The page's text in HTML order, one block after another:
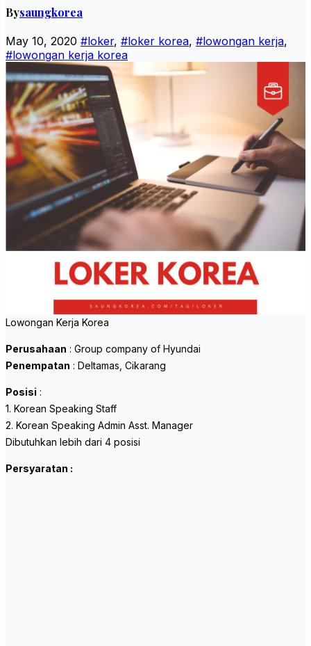
Bysaungkorea
May 10, 2020 #loker, #loker korea, #lowongan kerja,
#lowongan kerja korea
Lowongan Kerja Korea
Perusahaan : Group company of Hyundai
Penempatan : Deltamas, Cikarang
Posisi :
1. Korean Speaking Staff
2. Korean Speaking Admin Asst. Manager
Dibutuhkan lebih dari 4 posisi
Persyaratan :